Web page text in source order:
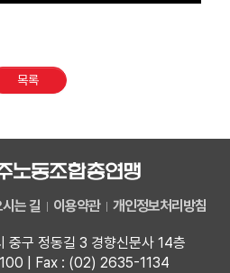
목록
는 길 이용약관 개인정보처리방침
구 정동길 3 경향신문사 14층
| Fax : (02) 2635-1134